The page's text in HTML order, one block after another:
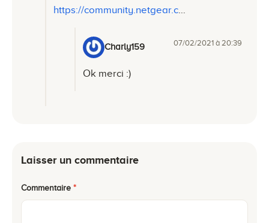
https://community.netgear.c…
Charly159 07/02/2021 à 20:39
Ok merci :)
Laisser un commentaire
Commentaire *